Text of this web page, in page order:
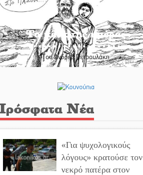
Το κλίκ της ημέρας
Του Ανδρέα Πετρουλάκη
Νέα
«Για ψυχολογικούς
λόγους» κρατούσε τον
νεκρό πατέρα στον